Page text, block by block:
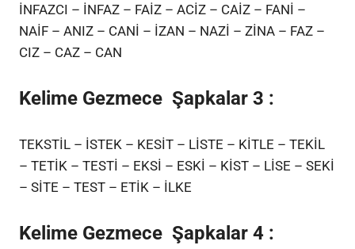
İNFAZCI – İNFAZ – FAİZ – ACİZ – CAİZ – FANİ –
NAİF – ANIZ – CANİ – İZAN – NAZİ – ZİNA – FAZ –
CIZ – CAZ – CAN
Kelime Gezmece Şapkalar 3 :
TEKSTİL – İSTEK – KESİT – LİSTE – KİTLE – TEKİL
– TETİK – TESTİ – EKSİ – ESKİ – KİST – LİSE – SEKİ
– SİTE – TEST – ETİK – İLKE
Kelime Gezmece Şapkalar 4 :